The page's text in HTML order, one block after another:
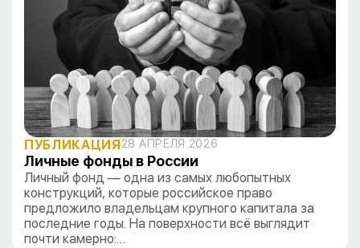
ПУБЛИКАЦИЯ 28 АПРЕЛЯ 2026
Личные фонды в России
Личный фонд — одна из самых любопытных
конструкций, которые российское право
предложило владельцам крупного капитала за
последние годы. На поверхности всё выглядит
почти камерно:…